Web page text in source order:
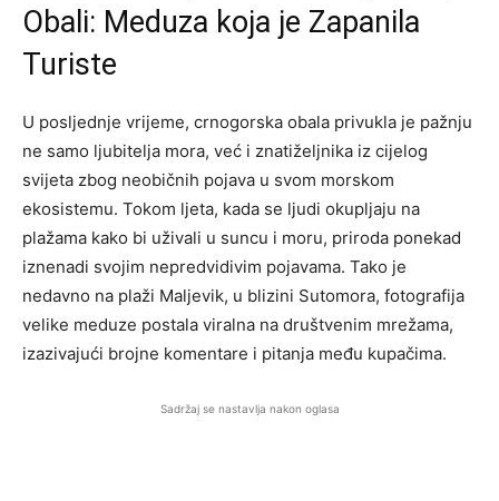
Obali: Meduza koja je Zapanila
Turiste
U posljednje vrijeme, crnogorska obala privukla je pažnju
ne samo ljubitelja mora, već i znatiželjnika iz cijelog
svijeta zbog neobičnih pojava u svom morskom
ekosistemu. Tokom ljeta, kada se ljudi okupljaju na
plažama kako bi uživali u suncu i moru, priroda ponekad
iznenadi svojim nepredvidivim pojavama. Tako je
nedavno na plaži Maljevik, u blizini Sutomora, fotografija
velike meduze postala viralna na društvenim mrežama,
izazivajući brojne komentare i pitanja među kupačima.
Sadržaj se nastavlja nakon oglasa